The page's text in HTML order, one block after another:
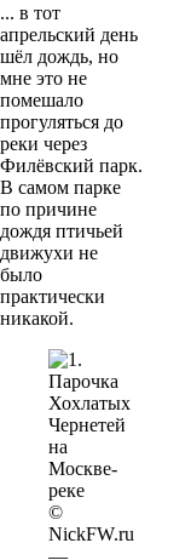
... в тот
апрельский день
шёл дождь, но
мне это не
помешало
прогуляться до
реки через
Филёвский парк.
В самом парке
по причине
дождя птичьей
движухи не
было
практически
никакой.